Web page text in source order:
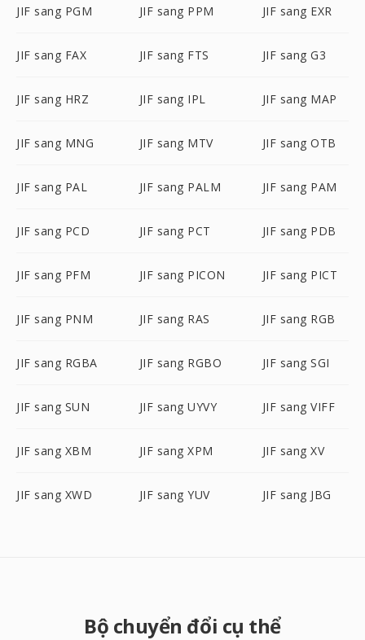
JIF sang PGM JIF sang PPM JIF sang EXR
JIF sang FAX JIF sang FTS JIF sang G3
JIF sang HRZ JIF sang IPL JIF sang MAP
JIF sang MNG JIF sang MTV JIF sang OTB
JIF sang PAL JIF sang PALM JIF sang PAM
JIF sang PCD JIF sang PCT JIF sang PDB
JIF sang PFM JIF sang PICON JIF sang PICT
JIF sang PNM JIF sang RAS JIF sang RGB
JIF sang RGBA JIF sang RGBO JIF sang SGI
JIF sang SUN JIF sang UYVY JIF sang VIFF
JIF sang XBM JIF sang XPM JIF sang XV
JIF sang XWD JIF sang YUV JIF sang JBG
Bộ chuyển đổi cụ thể